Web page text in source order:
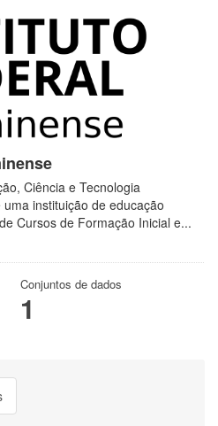
Ciência e Tecnologia
instituição de educação
Cursos de Formação Inicial e...
Conjuntos de dados
1